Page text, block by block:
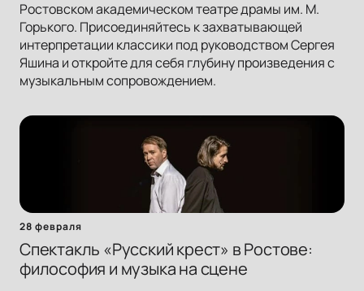
Ростовском академическом театре драмы им. М.
Горького. Присоединяйтесь к захватывающей
интерпретации классики под руководством Сергея
Яшина и откройте для себя глубину произведения с
музыкальным сопровождением.
28 февраля
Спектакль «Русский крест» в Ростове:
философия и музыка на сцене